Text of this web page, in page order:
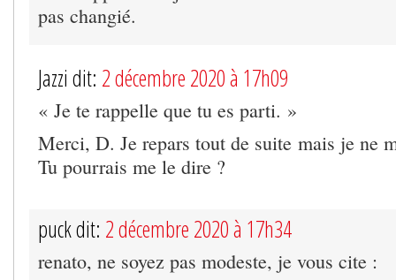
pas changié.
Jazzi dit: 2 décembre 2020 à 17h09
« Je te rappelle que tu es parti. »
Merci, D. Je repars tout de suite mais je ne
Tu pourrais me le dire ?
puck dit: 2 décembre 2020 à 17h34
renato, ne soyez pas modeste, je vous cite :